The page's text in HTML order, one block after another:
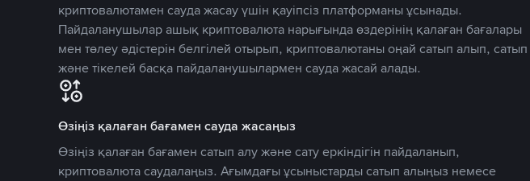
криптовалютамен сауда жасау үшін қауіпсіз платформаны ұсынады.
Пайдаланушылар ашық криптовалюта нарығында өздерінің қалаған бағалары
мен төлеу әдістерін белгілей отырып, криптовалютаны оңай сатып алып, сатып
және тікелей басқа пайдаланушылармен сауда жасай алады.
Өзіңіз қалаған бағамен сауда жасаңыз
Өзіңіз қалаған бағамен сатып алу және сату еркіндігін пайдаланып,
криптовалюта саудалаңыз. Ағымдағы ұсыныстарды сатып алыңыз немесе